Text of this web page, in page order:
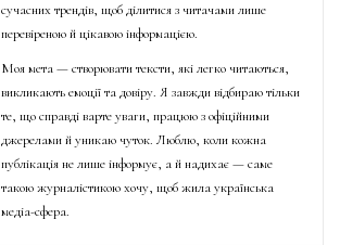
сучасних трендів, щоб ділитися з читачами лише
перевіреною й цікавою інформацією.
Моя мета — створювати тексти, які легко читаються,
викликають емоції та довіру. Я завжди відбираю тільки
те, що справді варте уваги, працюю з офіційними
джерелами й уникаю чуток. Люблю, коли кожна
публікація не лише інформує, а й надихає — саме
такою журналістикою хочу, щоб жила українська
медіа-сфера.